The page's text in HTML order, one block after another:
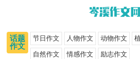
话题
作文
节日作文 人物作文 动物作文
自然作文 情感作文 励志作文